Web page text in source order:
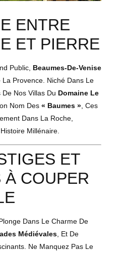
ENTRE
ET PIERRE
Public, Beaumes-De-Venise
Provence. Niché Dans Le
Nos Villas Du Domaine Le
Nom Des« Baumes » , Ces
Dans La Roche,
Millénaire.
ET
À COUPER
Dans Le Charme De
Médiévales, Et De
Ne Manquez Pas Le